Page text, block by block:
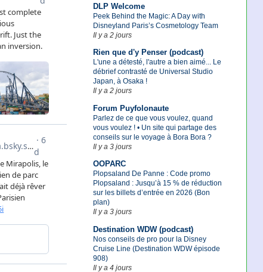
DLP Welcome
Peek Behind the Magic: A Day with
Disneyland Paris’s Cosmetology Team
Il y a 2 jours
Rien que d'y Penser (podcast)
L'une a détesté, l'autre a bien aimé... Le
débrief contrasté de Universal Studio
Japan, à Osaka !
Il y a 2 jours
Forum Puyfolonaute
Parlez de ce que vous voulez, quand
vous voulez ! • Un site qui partage des
conseils sur le voyage à Bora Bora ?
Il y a 3 jours
OOPARC
Plopsaland De Panne : Code promo
Plopsaland : Jusqu’à 15 % de réduction
sur les billets d’entrée en 2026 (Bon
plan)
Il y a 3 jours
Destination WDW (podcast)
Nos conseils de pro pour la Disney
Cruise Line (Destination WDW épisode
908)
Il y a 4 jours